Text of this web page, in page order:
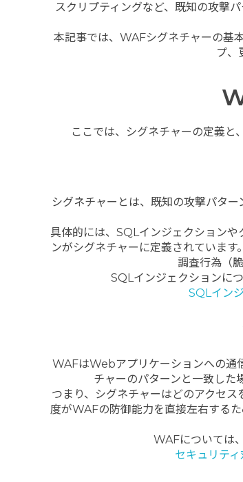
スクリプティングなど、既知の攻撃
本記事では、WAFシグネチャーの基
プ、
ここでは、シグネチャーの定義
シグネチャーとは、既知の攻撃パタ
具体的には、SQLインジェクション
ンがシグネチャーに定義されていま
調査行為（
SQLインジェクションに
SQLイン
WAFはWebアプリケーションへの通
チャーのパターンと一致した
つまり、シグネチャーはどのアクセ
度がWAFの防御能力を直接左右する
WAFについては
セキュリテ